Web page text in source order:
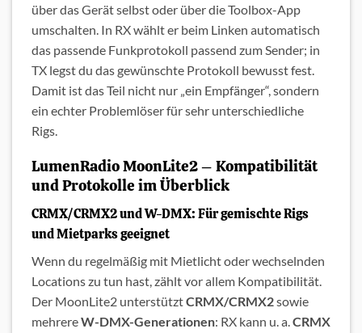
über das Gerät selbst oder über die Toolbox-App
umschalten. In RX wählt er beim Linken automatisch
das passende Funkprotokoll passend zum Sender; in
TX legst du das gewünschte Protokoll bewusst fest.
Damit ist das Teil nicht nur „ein Empfänger“, sondern
ein echter Problemlöser für sehr unterschiedliche
Rigs.
LumenRadio MoonLite2 – Kompatibilität
und Protokolle im Überblick
CRMX/CRMX2 und W-DMX: Für gemischte Rigs
und Mietparks geeignet
Wenn du regelmäßig mit Mietlicht oder wechselnden
Locations zu tun hast, zählt vor allem Kompatibilität.
Der MoonLite2 unterstütztCRMX/CRMX2sowie
mehrereW-DMX-Generationen: RX kann u. a.CRMX